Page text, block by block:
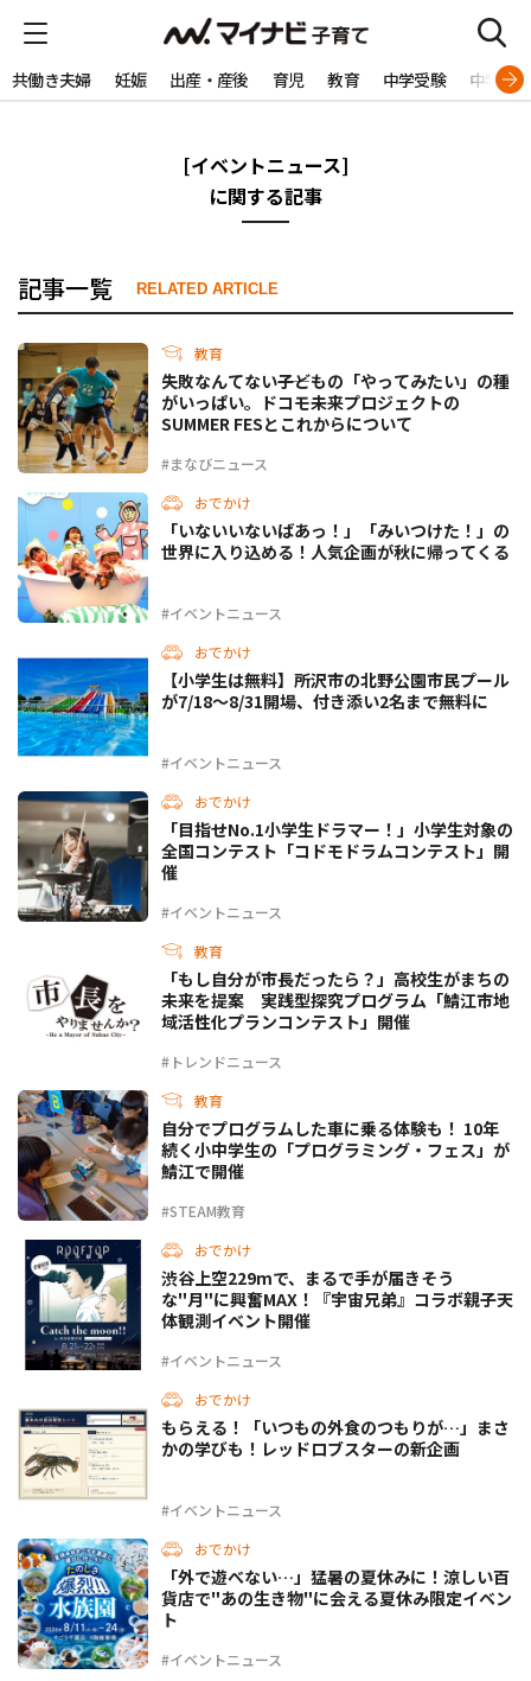
共働き夫婦 妊娠 出産・産後 育児 教育 中学受験 中学生
[イベントニュース]
に関する記事
記事一覧 RELATED ARTICLE
教育
#まなびニュース
失敗なんてない――子どもの「やってみたい」の種
がいっぱい。ドコモ未来プロジェクトの
SUMMER FESとこれからについて
おでかけ
#イベントニュース
「いないいないばあっ！」「みいつけた！」の
世界に入り込める！人気企画が秋に帰ってくる
おでかけ
#イベントニュース
【小学生は無料】所沢市の北野公園市民プール
が7/18〜8/31開場、付き添い2名まで無料に
おでかけ
#イベントニュース
「目指せNo.1小学生ドラマー！」小学生対象の
全国コンテスト「コドモドラムコンテスト」開
催
教育
#トレンドニュース
「もし自分が市長だったら？」高校生がまちの
未来を提案 実践型探究プログラム「鯖江市地
域活性化プランコンテスト」開催
教育
#STEAM教育
自分でプログラムした車に乗る体験も！ 10年
続く小中学生の「プログラミング・フェス」が
鯖江で開催
おでかけ
#イベントニュース
渋谷上空229mで、まるで手が届きそう
な"月"に興奮MAX！『宇宙兄弟』コラボ親子天
体観測イベント開催
おでかけ
#イベントニュース
もらえる！「いつもの外食のつもりが…」まさ
かの学びも！レッドロブスターの新企画
おでかけ
#イベントニュース
「外で遊べない…」猛暑の夏休みに！涼しい百
貨店で"あの生き物"に会える夏休み限定イベン
ト